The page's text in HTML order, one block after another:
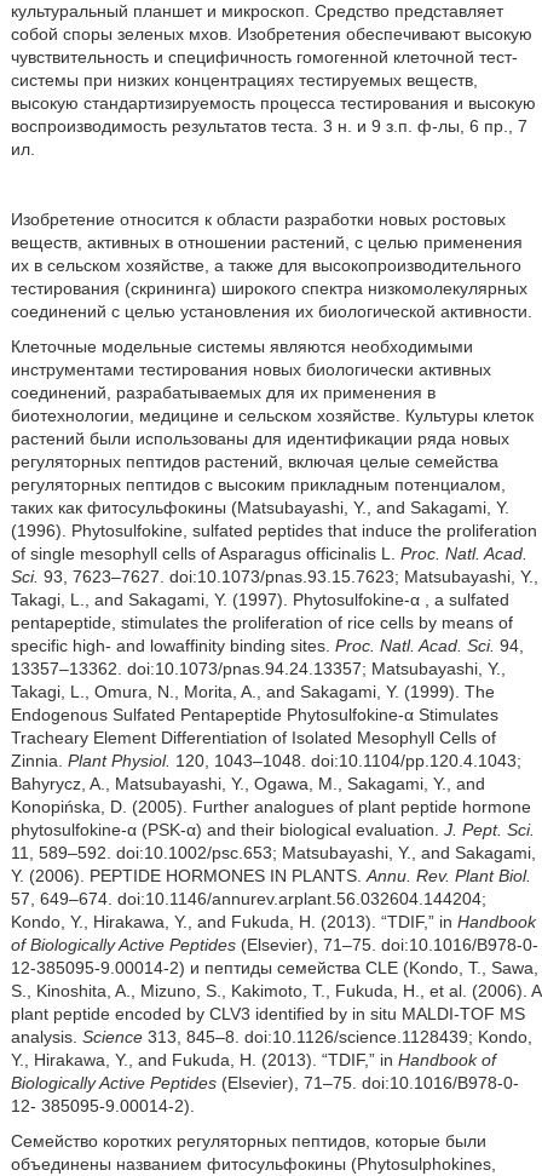
культуральный планшет и микроскоп. Средство представляет
собой споры зеленых мхов. Изобретения обеспечивают высокую
чувствительность и специфичность гомогенной клеточной тест-
системы при низких концентрациях тестируемых веществ,
высокую стандартизируемость процесса тестирования и высокую
воспроизводимость результатов теста. 3 н. и 9 з.п. ф-лы, 6 пр., 7
ил.
Изобретение относится к области разработки новых ростовых
веществ, активных в отношении растений, с целью применения
их в сельском хозяйстве, а также для высокопроизводительного
тестирования (скрининга) широкого спектра низкомолекулярных
соединений с целью установления их биологической активности.
Клеточные модельные системы являются необходимыми
инструментами тестирования новых биологически активных
соединений, разрабатываемых для их применения в
биотехнологии, медицине и сельском хозяйстве. Культуры клеток
растений были использованы для идентификации ряда новых
регуляторных пептидов растений, включая целые семейства
регуляторных пептидов с высоким прикладным потенциалом,
таких как фитосульфокины (Matsubayashi, Y., and Sakagami, Y.
(1996). Phytosulfokine, sulfated peptides that induce the proliferation
of single mesophyll cells of Asparagus officinalis L. Proc. Natl. Acad.
Sci. 93, 7623–7627. doi:10.1073/pnas.93.15.7623; Matsubayashi, Y.,
Takagi, L., and Sakagami, Y. (1997). Phytosulfokine-α , a sulfated
pentapeptide, stimulates the proliferation of rice cells by means of
specific high- and lowaffinity binding sites. Proc. Natl. Acad. Sci. 94,
13357–13362. doi:10.1073/pnas.94.24.13357; Matsubayashi, Y.,
Takagi, L., Omura, N., Morita, A., and Sakagami, Y. (1999). The
Endogenous Sulfated Pentapeptide Phytosulfokine-α Stimulates
Tracheary Element Differentiation of Isolated Mesophyll Cells of
Zinnia. Plant Physiol. 120, 1043–1048. doi:10.1104/pp.120.4.1043;
Bahyrycz, A., Matsubayashi, Y., Ogawa, M., Sakagami, Y., and
Konopińska, D. (2005). Further analogues of plant peptide hormone
phytosulfokine-α (PSK-α) and their biological evaluation. J. Pept. Sci.
11, 589–592. doi:10.1002/psc.653; Matsubayashi, Y., and Sakagami,
Y. (2006). PEPTIDE HORMONES IN PLANTS. Annu. Rev. Plant Biol.
57, 649–674. doi:10.1146/annurev.arplant.56.032604.144204;
Kondo, Y., Hirakawa, Y., and Fukuda, H. (2013). “TDIF,” in Handbook
of Biologically Active Peptides (Elsevier), 71–75. doi:10.1016/B978-0-
12-385095-9.00014-2) и пептиды семейства CLE (Kondo, T., Sawa,
S., Kinoshita, A., Mizuno, S., Kakimoto, T., Fukuda, H., et al. (2006). A
plant peptide encoded by CLV3 identified by in situ MALDI-TOF MS
analysis. Science 313, 845–8. doi:10.1126/science.1128439; Kondo,
Y., Hirakawa, Y., and Fukuda, H. (2013). “TDIF,” in Handbook of
Biologically Active Peptides (Elsevier), 71–75. doi:10.1016/B978-0-
12- 385095-9.00014-2).
Семейство коротких регуляторных пептидов, которые были
объединены названием фитосульфокины (Phytosulphokines,